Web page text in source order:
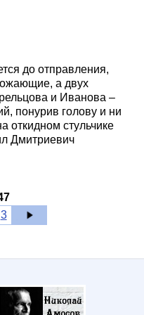
до отправления,
а двух
и Иванова –
понурив голову и ни
откидном стульчике
Дмитриевич
3